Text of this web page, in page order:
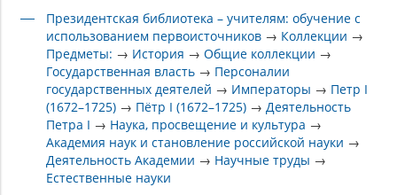
Президентская библиотека – учителям: обучение с
использованием первоисточников → Коллекции →
Предметы: → История →Общие коллекции →
Государственная власть → Персоналии
государственных деятелей → Императоры → Петр I
(1672–1725) → Пётр I (1672–1725) →Деятельность
Петра I → Наука, просвещение и культура →
Академия наук и становление российской науки →
Деятельность Академии → Научные труды →
Естественные науки